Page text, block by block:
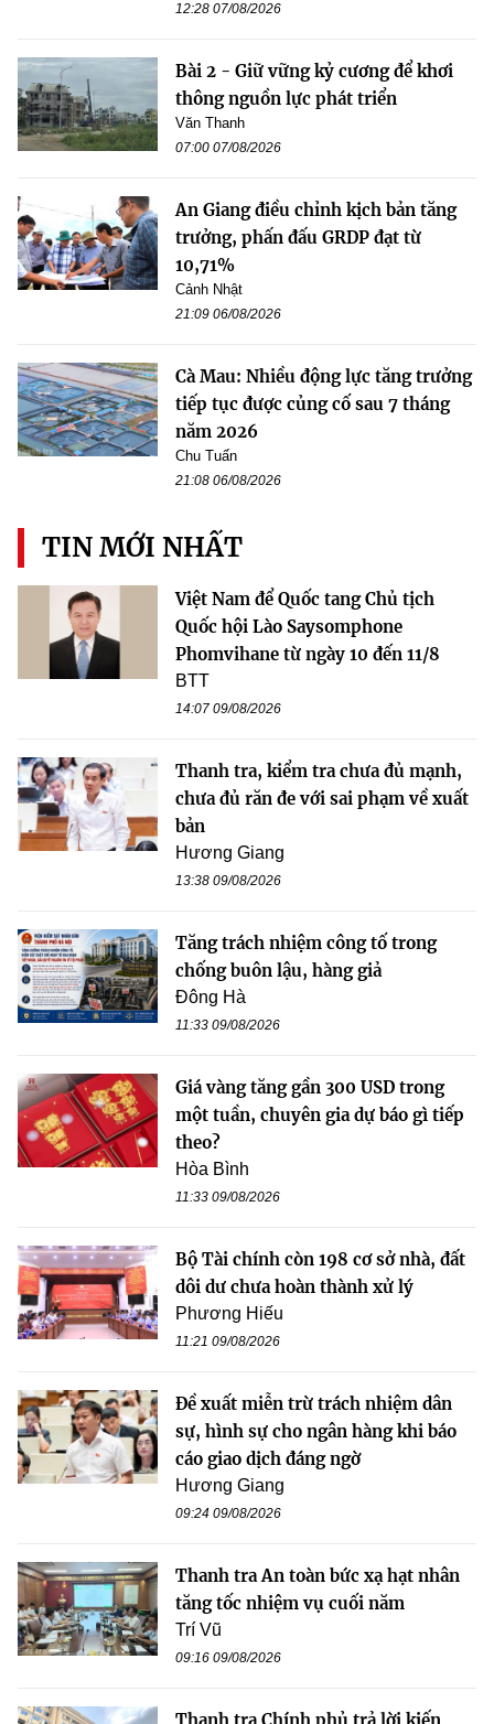
12:28 07/08/2026
Bài 2 - Giữ vững kỷ cương để khơi
thông nguồn lực phát triển
Văn Thanh
07:00 07/08/2026
An Giang điều chỉnh kịch bản tăng
trưởng, phấn đấu GRDP đạt từ
10,71%
Cảnh Nhật
21:09 06/08/2026
Cà Mau: Nhiều động lực tăng trưởng
tiếp tục được củng cố sau 7 tháng
năm 2026
Chu Tuấn
21:08 06/08/2026
TIN MỚI NHẤT
Việt Nam để Quốc tang Chủ tịch
Quốc hội Lào Saysomphone
Phomvihane từ ngày 10 đến 11/8
BTT
14:07 09/08/2026
Thanh tra, kiểm tra chưa đủ mạnh,
chưa đủ răn đe với sai phạm về xuất
bản
Hương Giang
13:38 09/08/2026
Tăng trách nhiệm công tố trong
chống buôn lậu, hàng giả
Đông Hà
11:33 09/08/2026
Giá vàng tăng gần 300 USD trong
một tuần, chuyên gia dự báo gì tiếp
theo?
Hòa Bình
11:33 09/08/2026
Bộ Tài chính còn 198 cơ sở nhà, đất
dôi dư chưa hoàn thành xử lý
Phương Hiếu
11:21 09/08/2026
Đề xuất miễn trừ trách nhiệm dân
sự, hình sự cho ngân hàng khi báo
cáo giao dịch đáng ngờ
Hương Giang
09:24 09/08/2026
Thanh tra An toàn bức xạ hạt nhân
tăng tốc nhiệm vụ cuối năm
Trí Vũ
09:16 09/08/2026